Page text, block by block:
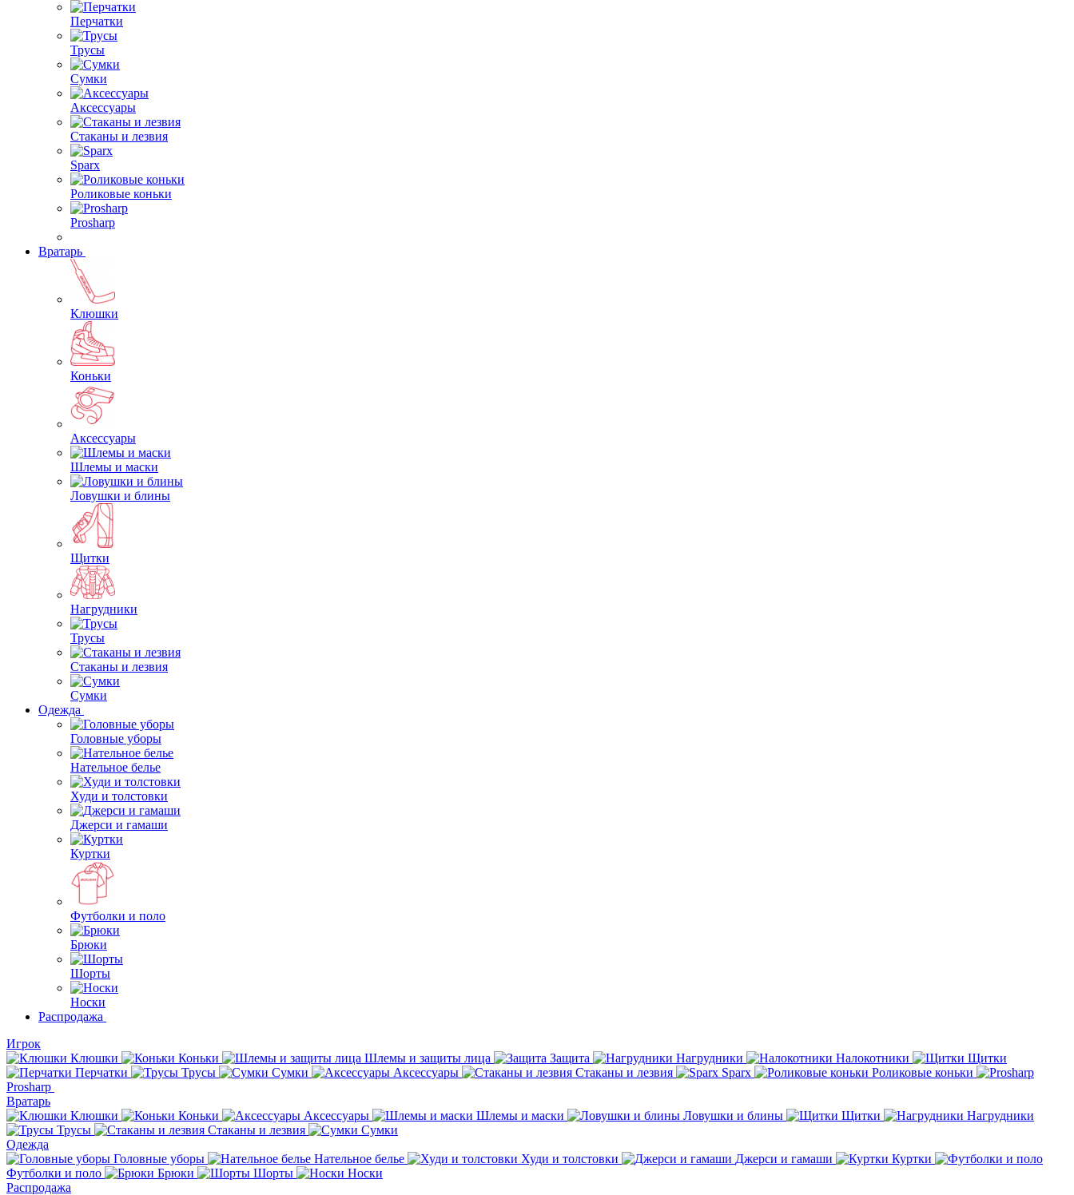
Перчатки
Трусы
Сумки
Аксессуары
Стаканы и лезвия
Sparx
Роликовые коньки
Prosharp
Вратарь
Клюшки
Коньки
Аксессуары
Шлемы и маски
Ловушки и блины
Щитки
Нагрудники
Трусы
Стаканы и лезвия
Сумки
Одежда
Головные уборы
Нательное белье
Худи и толстовки
Джерси и гамаши
Куртки
Футболки и поло
Брюки
Шорты
Носки
Распродажа
Игрок
Клюшки
Коньки Шлемы и защиты лица Защита Нагрудники Налокотники
Щитки
Перчатки
Трусы Сумки Аксессуары Стаканы и лезвия Sparx
Роликовые коньки
Prosharp
Вратарь
Клюшки
Коньки Аксессуары Шлемы и маски Ловушки и блины Щитки
Нагрудники
Трусы
Стаканы и лезвия
Сумки
Одежда
Головные уборы
Нательное белье Худи и толстовки Джерси и гамаши
Куртки
Футболки и поло
Брюки Шорты
Носки
Распродажа